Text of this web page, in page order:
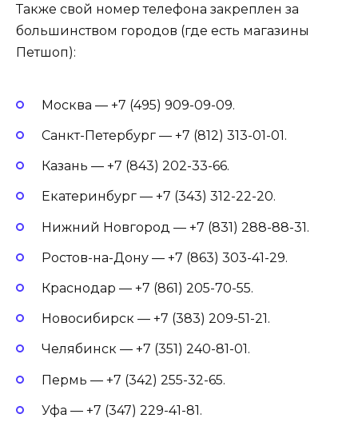
Также свой номер телефона закреплен за
большинством городов (где есть магазины
Петшоп):
Москва — +7 (495) 909-09-09.
Санкт-Петербург — +7 (812) 313-01-01.
Казань — +7 (843) 202-33-66.
Екатеринбург — +7 (343) 312-22-20.
Нижний Новгород — +7 (831) 288-88-31.
Ростов-на-Дону — +7 (863) 303-41-29.
Краснодар — +7 (861) 205-70-55.
Новосибирск — +7 (383) 209-51-21.
Челябинск — +7 (351) 240-81-01.
Пермь — +7 (342) 255-32-65.
Уфа — +7 (347) 229-41-81.